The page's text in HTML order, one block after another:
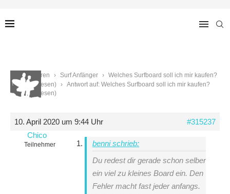
Start › Foren › Surf Anfänger › Welches Surfboard soll ich mir kaufen?
(Bitte Text lesen) › Antwort auf: Welches Surfboard soll ich mir kaufen?
(Bitte Text lesen)
10. April 2020 um 9:44 Uhr
#315237
Chico
Teilnehmer
benni schrieb:
Du redest dir gerade schon selber
ein viel zu kleines Board ein. Den
Fehler macht fast jeder anfangs.